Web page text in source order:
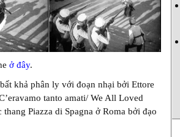
ở đây.
khả phân ly với đoạn nhại bởi Ettore
tanto amati/ We All Loved
Piazza di Spagna ở Roma bởi đạo